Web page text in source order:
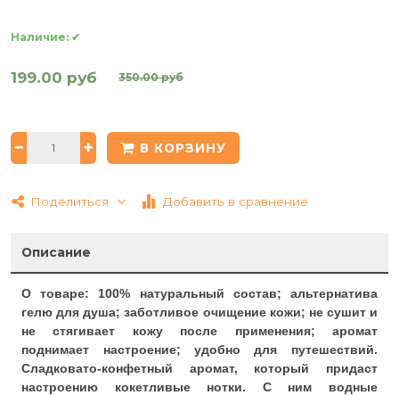
Наличие: ✔
199.00 руб 350.00 руб
В КОРЗИНУ
Поделиться Добавить в сравнение
Описание
О товаре: 100% натуральный состав; альтернатива
гелю для душа; заботливое очищение кожи; не сушит и
не стягивает кожу после применения; аромат
поднимает настроение; удобно для путешествий.
Сладковато-конфетный аромат, который придаст
настроению кокетливые нотки. С ним водные